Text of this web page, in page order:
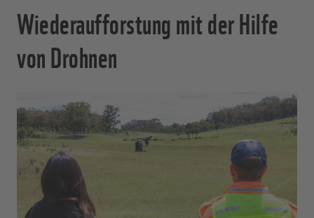
Wiederaufforstung mit der Hilfe
von Drohnen